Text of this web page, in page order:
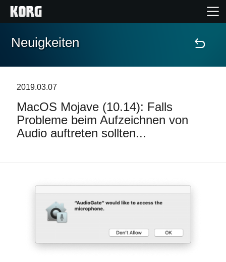
Home
Extras
Events
Support
Neuigkeiten
2019.03.07
MacOS Mojave (10.14): Falls
Probleme beim Aufzeichnen von
Audio auftreten sollten...